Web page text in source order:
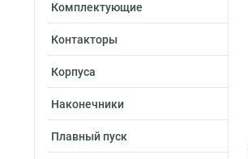
Комплектующие
Контакторы
Корпуса
Наконечники
Плавный пуск